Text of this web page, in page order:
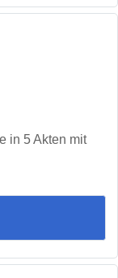
in 5 Akten mit